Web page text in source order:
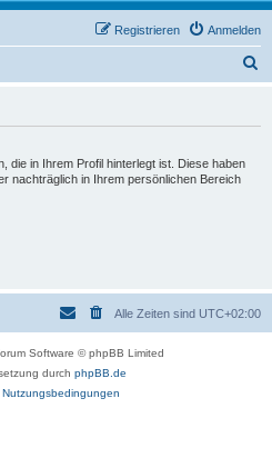
Anmelden
Registrieren
die in Ihrem Profil hinterlegt ist. Diese haben
nachträglich in Ihrem persönlichen Bereich
Alle Zeiten sind UTC+02:00
Software © phpBB Limited
durch phpBB.de
Nutzungsbedingungen